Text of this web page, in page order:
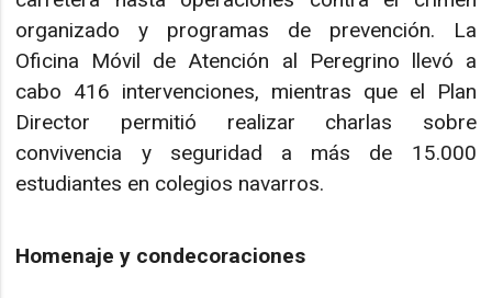
organizado y programas de prevención. La
Oficina Móvil de Atención al Peregrino llevó a
cabo 416 intervenciones, mientras que el Plan
Director permitió realizar charlas sobre
convivencia y seguridad a más de 15.000
estudiantes en colegios navarros.
Homenaje y condecoraciones